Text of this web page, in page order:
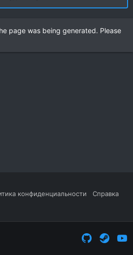
page was being generated. Please
конфиденциальности Справка